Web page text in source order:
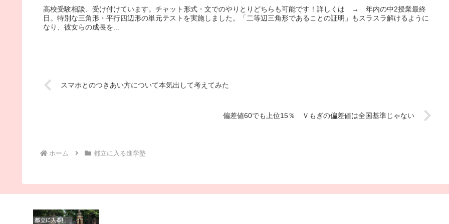
高校受験相談、受け付けています。チャット形式・文でのやりとりどちらも可能です！詳しくは → 年内の中2授業最終
日。特別な三角形・平行四辺形の単元テストを実施しました。「二等辺三角形であることの証明」もスラスラ解けるように
なり、彼女らの成長を...
スマホとのつきあい方について本気出して考えてみた
偏差値60でも上位15％ Ｖもぎの偏差値は全国基準じゃない
ホーム 都立に入る進学塾